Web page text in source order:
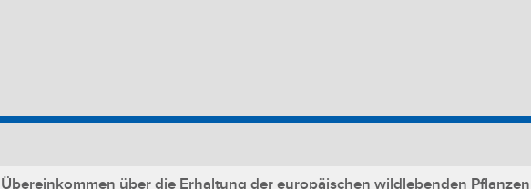
Übereinkommen über die Erhaltung der europäischen wildlebenden